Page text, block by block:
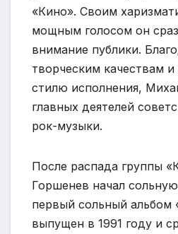
«Кино». Своим
мощным голосом он
внимание публики.
творческим качествам
стилю исполнения,
главных деятелей
рок-музыки.
После распада группы
Горшенев начал
первый сольный альбом
выпущен в 1991 году и